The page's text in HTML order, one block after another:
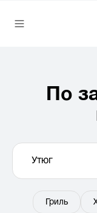
По
Гриль